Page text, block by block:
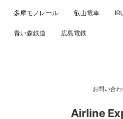
多摩モノレール 叡山電車 IR
青い森鉄道 広島電鉄
お問い合
Airline